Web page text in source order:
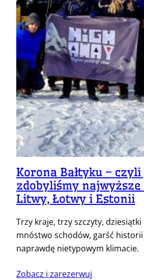
Korona Bałtyku –
zdobyliśmy
Litwy, Łotwy i Estonii
Trzy kraje, trzy szczyty,
mnóstwo schodów, garść
naprawdę nietypowym klimacie.
Zobacz i zarezerwuj